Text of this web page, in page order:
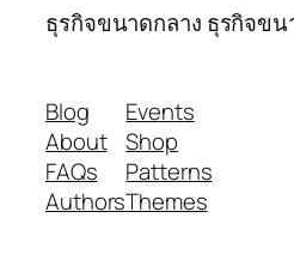
ธุรกิจขนาดกลาง ธุรกิจข
Blog
About
FAQs
Authors
Events
Shop
Patterns
Themes